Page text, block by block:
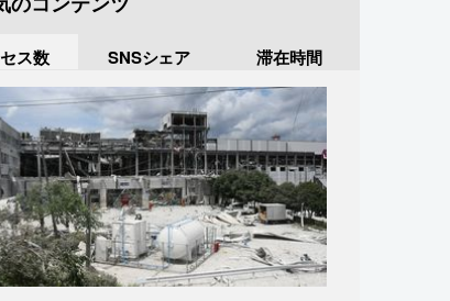
ス数 SNSシェア 滞在時間